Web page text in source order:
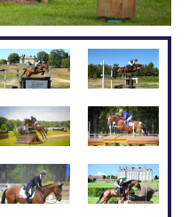
404 : FIL
DE L'O AA
: CARLILE
Thomas